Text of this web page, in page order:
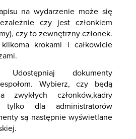
na wydarzenie może się
czy jest członkiem
czy to zewnętrzny członek.
krokami i całkowicie
- Udostępniaj dokumenty
Wybierz, czy będą
zwykłych członków,kadry
dla administratorów
są następnie wyświetlane